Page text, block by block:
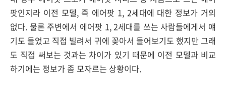
팟인지라 이전 모델, 즉 에어팟 1, 2세대에 대한 정보가 거의
없다. 물론 주변에서 에어팟 1, 2세대를 쓰는 사람들에게서 얘
기도 들었고 직접 빌려서 귀에 꽂아서 들어보기도 했지만 그래
도 직접 써보는 것과는 차이가 있기 때문에 이전 모델과 비교
하기에는 정보가 좀 모자르는 상황이다.